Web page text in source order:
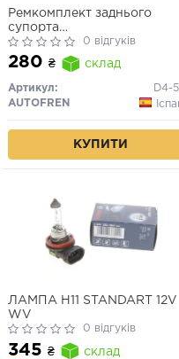
Ремкомплект заднього
супорта
Fluence/Megane2/
34mm
0 відгуків
280 ₴ склад
Артикул:
D4-
AUTOFREN
КУПИТИ
ЛАМПА H11 STANDART 12V
WV
0 відгуків
345 ₴
склад